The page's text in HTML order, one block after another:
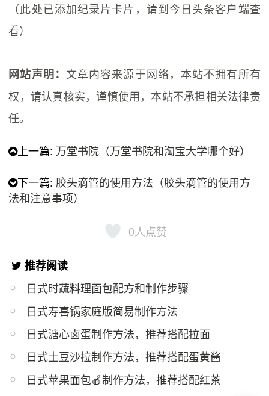
（此处已添加纪录片卡片，请到今日头条客户端查
看）
网站声明： 文章内容来源于网络，本站不拥有所有
权，请认真核实，谨慎使用，本站不承担相关法律责
任。
上一篇: 万堂书院（万堂书院和淘宝大学哪个好）
下一篇: 胶头滴管的使用方法（胶头滴管的使用方
法和注意事项）
0人点赞
推荐阅读
日式时蔬料理面包配方和制作步骤
日式寿喜锅家庭版简易制作方法
日式溏心卤蛋制作方法，推荐搭配拉面
日式土豆沙拉制作方法，推荐搭配蛋黄酱
日式苹果面包🍎制作方法，推荐搭配红茶